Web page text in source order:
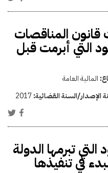
قانون المناقصات
التي أبرمت قبل
المالية العامة
الإصدار/السنة القضائية:2017
تبرمها الدولة
في تنفيذها